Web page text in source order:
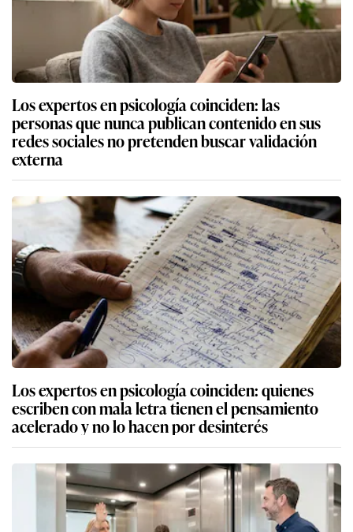
Los expertos en psicología coinciden: las
personas que nunca publican contenido en sus
redes sociales no pretenden buscar validación
externa
Los expertos en psicología coinciden: quienes
escriben con mala letra tienen el pensamiento
acelerado y no lo hacen por desinterés